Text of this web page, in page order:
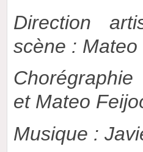
Direction
scène :
et Mateo
Musique :